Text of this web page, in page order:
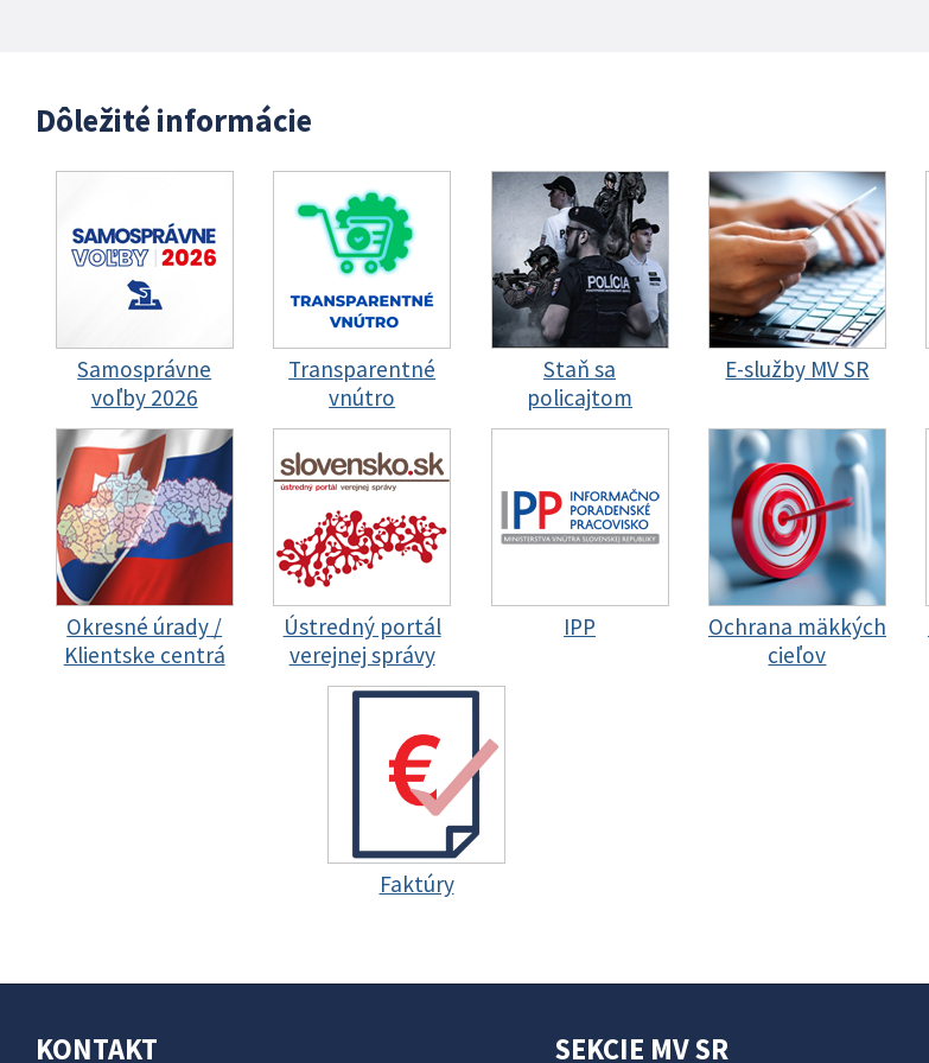
Dôležité informácie
Samosprávne
voľby 2026
Transparentné
vnútro
Staň sa
policajtom
E-služby MV SR
Okresné úrady /
Klientske centrá
Ústredný portál
verejnej správy
IPP
Ochrana mäkkých
cieľov
Faktúry
KONTAKT SEKCIE MV SR